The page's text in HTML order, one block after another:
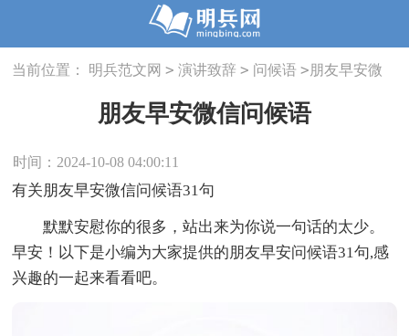
当前位置： 明兵范文网 > 演讲致辞 > 问候语 > 朋友早安微
朋友早安微信问候语
时间：2024-10-08 04:00:11
有关朋友早安微信问候语31句
默默安慰你的很多，站出来为你说一句话的太少。
早安！以下是小编为大家提供的朋友早安问候语31句,感
兴趣的一起来看看吧。